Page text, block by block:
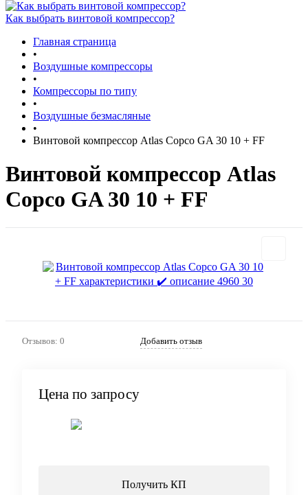
Как выбрать винтовой компрессор?
Главная страница
•
Воздушные компрессоры
•
Компрессоры по типу
•
Воздушные безмасляные
•
Винтовой компрессор Atlas Copco GA 30 10 + FF
Винтовой компрессор Atlas
Copco GA 30 10 + FF
Отзывов: 0 Добавить отзыв
Цена по запросу
Получить КП